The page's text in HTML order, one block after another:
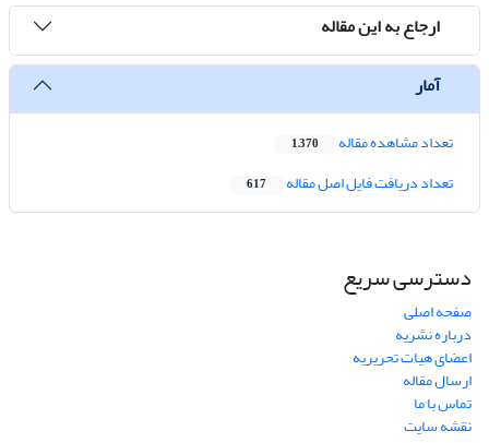
ارجاع به این مقاله
آمار
تعداد مشاهده مقاله 1,370
تعداد دریافت فایل اصل مقاله 617
دسترسی سریع
صفحه اصلی
درباره نشریه
اعضای هیات تحریریه
ارسال مقاله
تماس با ما
نقشه سایت